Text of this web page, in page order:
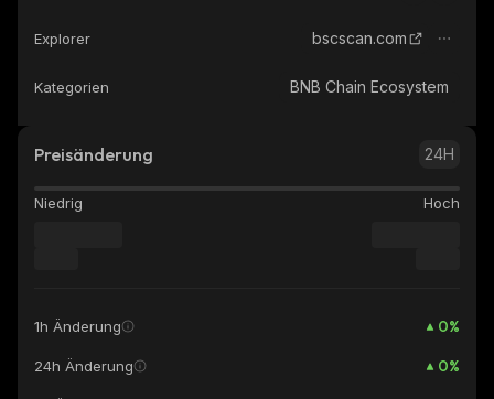
Explorer bscscan.com
Kategorien BNB Chain Ecosystem
Preisänderung 24H
Niedrig Hoch
1h Änderung 0%
24h Änderung 0%